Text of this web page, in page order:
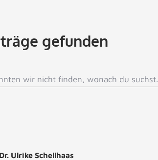
gefunden
wir nicht finden, wonach du suchst.
Dr. Ulrike Schellhaas